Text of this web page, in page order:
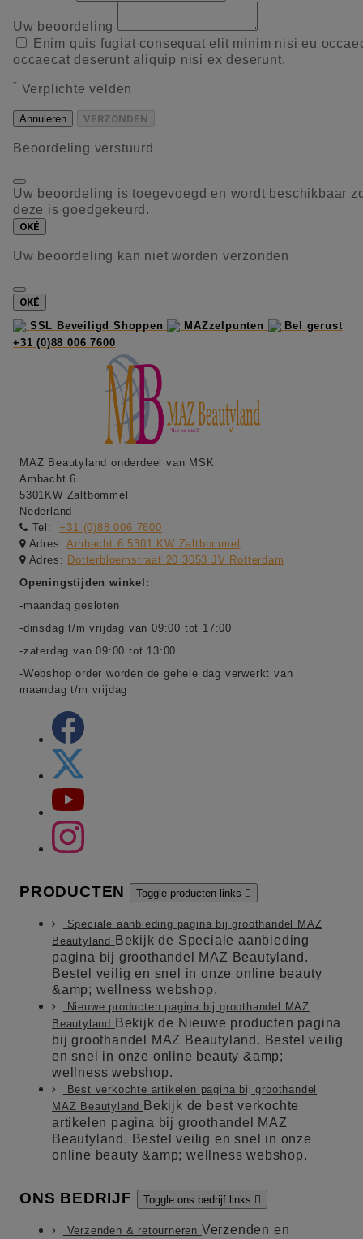
Uw beoordeling
Enim quis fugiat consequat elit minim nisi eu
occaecat deserunt aliquip nisi ex deserunt.
* Verplichte velden
Annuleren VERZONDEN
Beoordeling verstuurd
Uw beoordeling is toegevoegd en wordt beschikbaar
deze is goedgekeurd.
OKÉ
Uw beoordeling kan niet worden verzonden
OKÉ
SSL Beveiligd Shoppen
MAZzelpunten
Bel gerust
+31 (0)88 006 7600
MAZ Beautyland onderdeel van MSK
Ambacht 6
5301KW Zaltbommel
Nederland
Tel:
+31 (0)88 006 7600
Adres:Ambacht 6 5301 KW Zaltbommel
Adres: Dotterbloemstraat 20 3053 JV Rotterdam
Openingstijden winkel:
-maandag gesloten
-dinsdag t/m vrijdag van 09:00 tot 17:00
-zaterdag van 09:00 tot 13:00
-Webshop order worden de gehele dag verwerkt van
maandag t/m vrijdag
PRODUCTEN Toggle producten links 
Speciale aanbieding pagina bij groothandel MAZ
Beautyland
Bekijk de Speciale aanbieding
pagina bij groothandel MAZ Beautyland.
Bestel veilig en snel in onze online beauty
&amp; wellness webshop.
Nieuwe producten pagina bij groothandel MAZ
Beautyland
Bekijk de Nieuwe producten pagina
bij groothandel MAZ Beautyland. Bestel veilig
en snel in onze online beauty &amp;
wellness webshop.
Best verkochte artikelen pagina bij groothandel
MAZ Beautyland
Bekijk de best verkochte
artikelen pagina bij groothandel MAZ
Beautyland. Bestel veilig en snel in onze
online beauty &amp; wellness webshop.
ONS BEDRIJF Toggle ons bedrijf links 
Verzenden & retourneren Verzenden en